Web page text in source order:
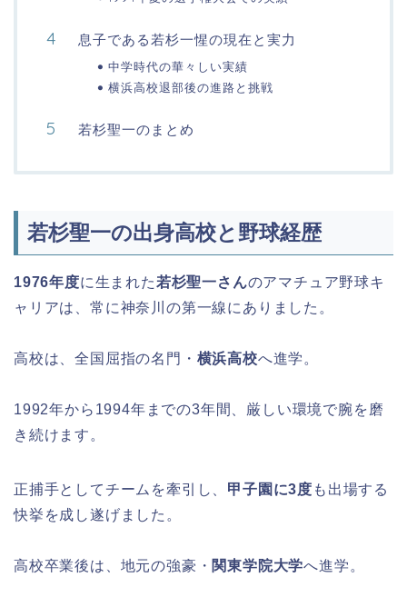
息子である若杉一惺の現在と実力
中学時代の華々しい実績
横浜高校退部後の進路と挑戦
若杉聖一のまとめ
若杉聖一の出身高校と野球経歴
1976年度に生まれた若杉聖一さんのアマチュア野球キ
ャリアは、常に神奈川の第一線にありました。
高校は、全国屈指の名門・ 横浜高校へ進学。
1992年から1994年までの3年間、厳しい環境で腕を磨
き続けます。
正捕手としてチームを牽引し、 甲子園に3度 も出場する
快挙を成し遂げました。
高校卒業後は、地元の強豪・ 関東学院大学へ進学。